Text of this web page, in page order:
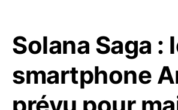
Solana Saga :
smartphone